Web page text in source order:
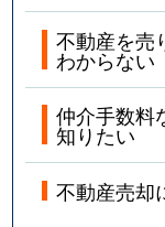
不動産を売
わからない
仲介手数料
知りたい
不動産売却